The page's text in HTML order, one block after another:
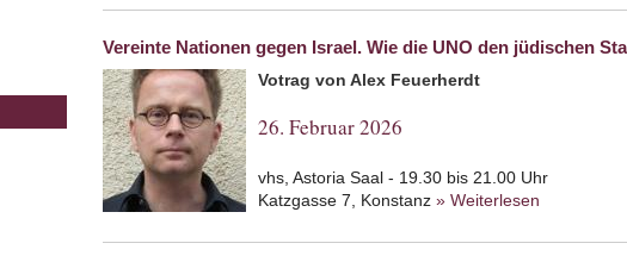
Vereinte Nationen gegen Israel. Wie die UNO den jüdischen
Votrag von Alex Feuerherdt
26. Februar 2026
vhs, Astoria Saal - 19.30 bis 21.00 Uhr
Katzgasse 7, Konstanz » Weiterlesen